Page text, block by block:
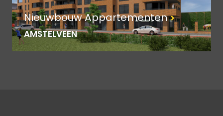
Nieuwbouw Appartementen
AMSTELVEEN